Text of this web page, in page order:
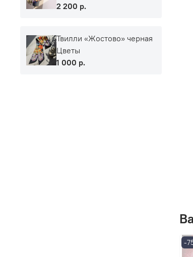
-
2 200 р.
Твилли «Жостово» черная
Цветы
1 000 р.